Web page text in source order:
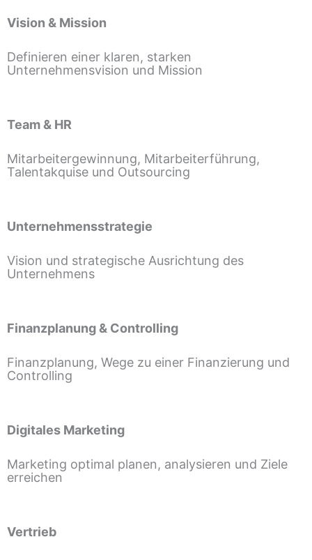
Vision & Mission
Definieren einer klaren, starken
Unternehmensvision und Mission
Team & HR
Mitarbeitergewinnung, Mitarbeiterführung,
Talentakquise und Outsourcing
Unternehmensstrategie
Vision und strategische Ausrichtung des
Unternehmens
Finanzplanung & Controlling
Finanzplanung, Wege zu einer Finanzierung und
Controlling
Digitales Marketing
Marketing optimal planen, analysieren und Ziele
erreichen
Vertrieb